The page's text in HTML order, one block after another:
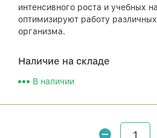
интенсивного роста и учебных
оптимизируют работу
организма.
Наличие на складе
В наличии